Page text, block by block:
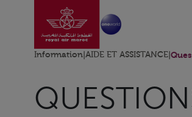
Saut au contenu principal
Aller à la
Information AIDE ET ASSISTANCE